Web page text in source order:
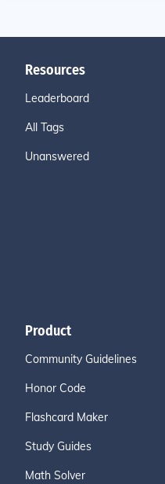
Resources
Leaderboard
All Tags
Unanswered
Product
Community Guidelines
Honor Code
Flashcard Maker
Study Guides
Math Solver